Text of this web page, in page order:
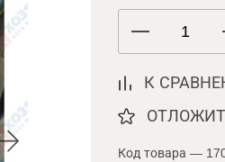
К
Код товара —